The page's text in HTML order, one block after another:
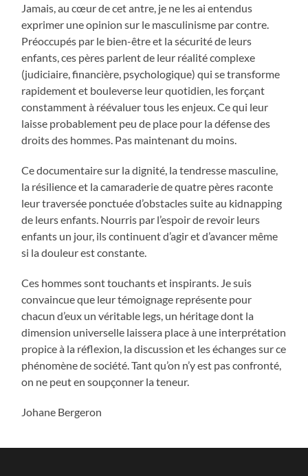
Jamais, au cœur de cet antre, je ne les ai entendus
exprimer une opinion sur le masculinisme par contre.
Préoccupés par le bien-être et la sécurité de leurs
enfants, ces pères parlent de leur réalité complexe
(judiciaire, financière, psychologique) qui se transforme
rapidement et bouleverse leur quotidien, les forçant
constamment à réévaluer tous les enjeux. Ce qui leur
laisse probablement peu de place pour la défense des
droits des hommes. Pas maintenant du moins.
Ce documentaire sur la dignité, la tendresse masculine,
la résilience et la camaraderie de quatre pères raconte
leur traversée ponctuée d’obstacles suite au kidnapping
de leurs enfants. Nourris par l’espoir de revoir leurs
enfants un jour, ils continuent d’agir et d’avancer même
si la douleur est constante.
Ces hommes sont touchants et inspirants. Je suis
convaincue que leur témoignage représente pour
chacun d’eux un véritable legs, un héritage dont la
dimension universelle laissera place à une interprétation
propice à la réflexion, la discussion et les échanges sur ce
phénomène de société. Tant qu’on n’y est pas confronté,
on ne peut en soupçonner la teneur.
Johane Bergeron